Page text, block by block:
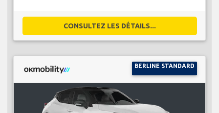
CONSULTEZ LES DÉTAILS...
BERLINE STANDARD